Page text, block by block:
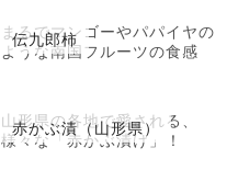
伝九郎柿
まるでマンゴーやパパイヤの
ような南国フルーツの食感
赤かぶ漬（山形県）
山形県の各地で愛される、
様々な「赤かぶ漬け」！